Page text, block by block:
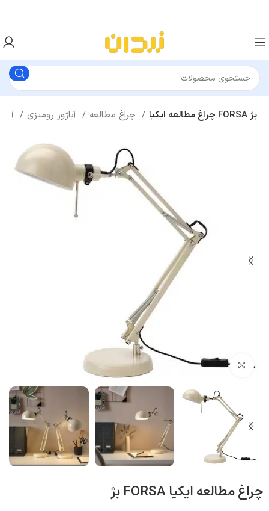
چراغ مطالعه ایکیا FORSA بژ
بزرگنمایی تصویر
چراغ مطالعه ایکیا FORSA بژ